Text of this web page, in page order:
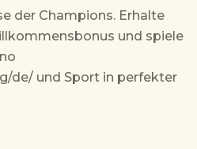
der Champions. Erhalte
und spiele
de/ und Sport in perfekter